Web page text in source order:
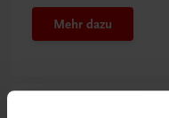
Mehr dazu